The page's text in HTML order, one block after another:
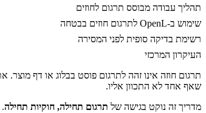
תהליך עבודה מבוסס תרגום לחוזים
שימוש ב-OpenL לתרגום חוזים בבטחה
רשימת בדיקה סופית לפני המסירה
העיקרון המרכזי
תרגום חוזה אינו זהה לתרגום פוסט בבלוג או דף
שאף אחד לא התכוון אליו.
מדריך זה נוקט בגישה של תרגום תחילה, חוקיות תחילה